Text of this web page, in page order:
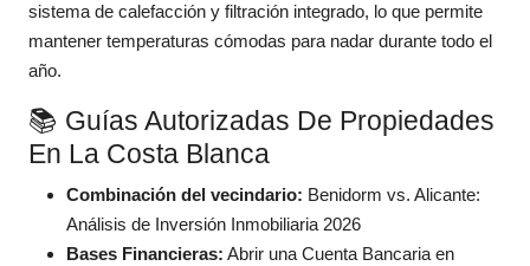
sistema de calefacción y filtración integrado, lo que permite
mantener temperaturas cómodas para nadar durante todo el
año.
📚 Guías Autorizadas De Propiedades
En La Costa Blanca
Combinación del vecindario: Benidorm vs. Alicante:
Análisis de Inversión Inmobiliaria 2026
Bases Financieras: Abrir una Cuenta Bancaria en